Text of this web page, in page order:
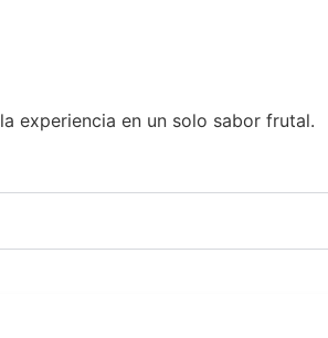
experiencia en un solo sabor frutal.